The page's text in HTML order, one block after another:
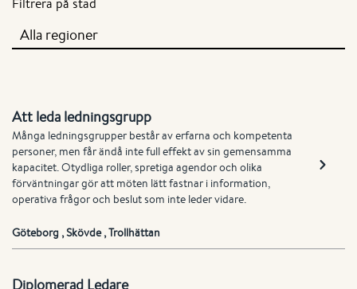
Filtrera på stad
Att leda ledningsgrupp
Många ledningsgrupper består av erfarna och kompetenta
personer, men får ändå inte full effekt av sin gemensamma
kapacitet. Otydliga roller, spretiga agendor och olika
förväntningar gör att möten lätt fastnar i information,
operativa frågor och beslut som inte leder vidare.
Göteborg,Skövde,Trollhättan
Diplomerad Ledare